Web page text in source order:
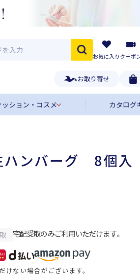
お気に入りクーポ
お取り寄せ
ッション・コスメ カタログ
ハンバーグ 8個入
宅配受取のみご利用いただけます。
ない場合がございます。